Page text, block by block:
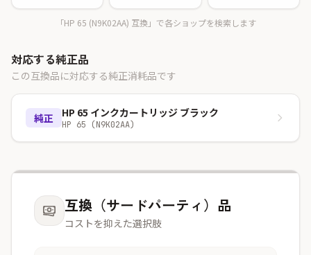
「HP 65 (N9K02AA) 互換」で各ショップを検索します
対応する純正品
この互換品に対応する純正消耗品です
純正 HP 65 インクカートリッジ ブラック
HP 65 (N9K02AA)
互換（サードパーティ）品
コストを抑えた選択肢